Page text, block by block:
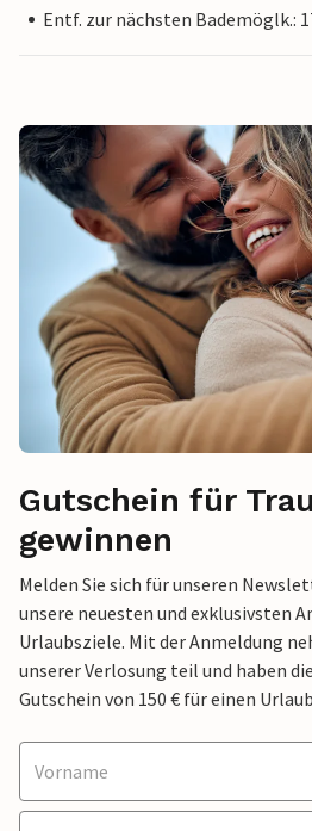
Entf. zur nächsten Bademöglk.:
Gutschein für
gewinnen
Melden Sie sich für unseren
unsere neuesten und exklusivsten
Urlaubsziele. Mit der Anmeldung
unserer Verlosung teil und haben
Gutschein von 150 € für einen